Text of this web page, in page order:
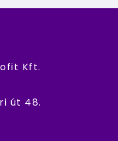
Kft.
út 48.